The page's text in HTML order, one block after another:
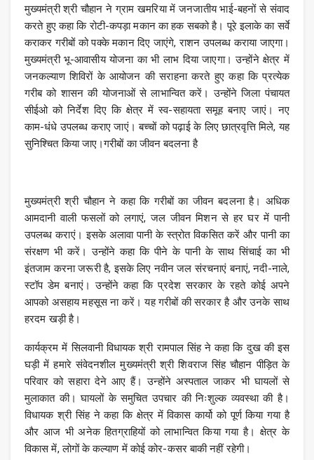
मुख्यमंत्री श्री चौहान ने ग्राम खमरिया में जनजातीय भाई-बहनों से संवाद
करते हुए कहा कि रोटी-कपड़ा मकान का हक सबको है। पूरे इलाके का सर्वे
कराकर गरीबों को पक्के मकान दिए जाएंगे, राशन उपलब्ध कराया जाएगा।
मुख्यमंत्री भू-आवासीय योजना का भी लाभ दिया जाएगा। उन्होंने क्षेत्र में
जनकल्याण शिविरों के आयोजन की सराहना करते हुए कहा कि प्रत्येक
गरीब को शासन की योजनाओं से लाभान्वित करें। उन्होंने जिला पंचायत
सीईओ को निर्देश दिए कि क्षेत्र में स्व-सहायता समूह बनाए जाएं। नए
काम-धंधे उपलब्ध कराए जाएं। बच्चों को पढ़ाई के लिए छात्रवृत्ति मिले, यह
सुनिश्चित किया जाए।गरीबों का जीवन बदलना है
मुख्यमंत्री श्री चौहान ने कहा कि गरीबों का जीवन बदलना है। अधिक
आमदानी वाली फसलों को लगाएं, जल जीवन मिशन से हर घर में पानी
उपलब्ध कराएं। इसके अलावा पानी के स्त्रोत विकसित करें और पानी का
संरक्षण भी करें। उन्होंने कहा कि पीने के पानी के साथ सिंचाई का भी
इंतजाम करना जरूरी है, इसके लिए नवीन जल संरचनाएं बनाएं, नदी-नाले,
स्टॉप डेम बनाएं। उन्होंने कहा कि प्रदेश सरकार के रहते कोई अपने
आपको असहाय महसूस ना करें। यह गरीबों की सरकार है और उनके साथ
हरदम खड़ी है।
कार्यक्रम में सिलवानी विधायक श्री रामपाल सिंह ने कहा कि दुख की इस
घड़ी में हमारे संवेदनशील मुख्यमंत्री श्री शिवराज सिंह चौहान पीड़ित के
परिवार को सहारा देने आए हैं। उन्होंने अस्पताल जाकर भी घायलों से
मुलाकात की। घायलों के समुचित उपचार की निःशुल्क व्यवस्था की है।
विधायक श्री सिंह ने कहा कि क्षेत्र में विकास कार्यो को पूर्ण किया गया है
और आज भी अनेक हितग्राहियों को लाभान्वित किया गया है। क्षेत्र के
विकास में, लोगों के कल्याण में कोई कोर-कसर बाकी नहीं रहेगी।